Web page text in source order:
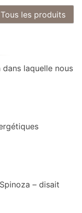
Tous les produits
dans laquelle nous
– disait